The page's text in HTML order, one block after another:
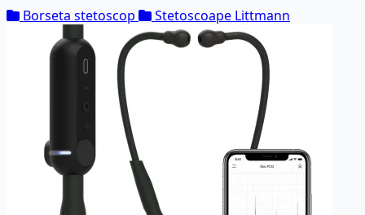
Borseta stetoscop Stetoscoape Littmann